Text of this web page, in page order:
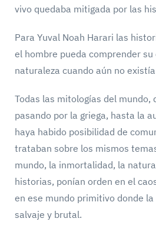
vivo quedaba mitigada por las
Para Yuval Noah Harari las
el hombre pueda comprender
naturaleza cuando aún no
Todas las mitologías del mundo,
pasando por la griega, hasta la
haya habido posibilidad de
trataban sobre los mismos
mundo, la inmortalidad, la
historias, ponían orden en el
en ese mundo primitivo donde
salvaje y brutal.